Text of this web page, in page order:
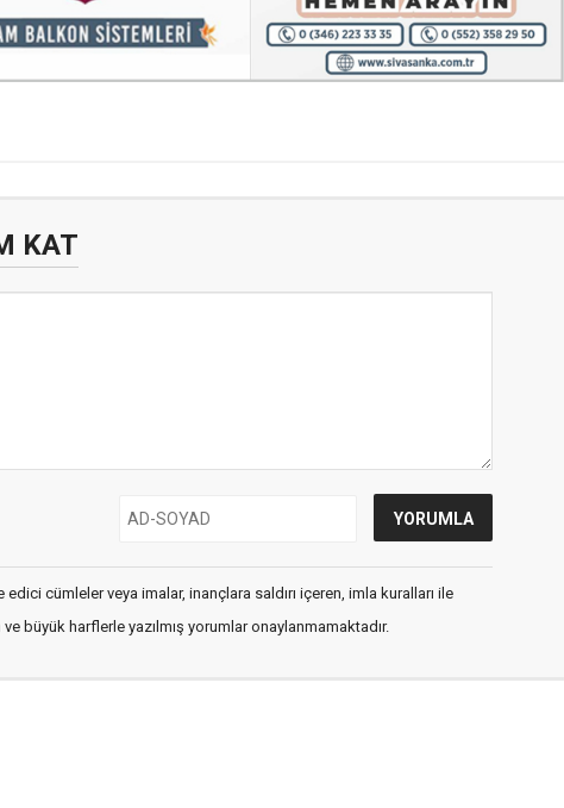
KAT
cümleler veya imalar, inançlara saldırı içeren, imla kuralları ile
büyük harflerle yazılmış yorumlar onaylanmamaktadır.